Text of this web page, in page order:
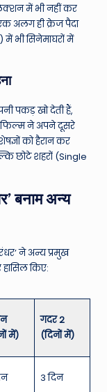
में भी नहीं कर
अलग ही क्रेज पैदा
भी सिनेमाघरों में
पकड़ खो देती हैं,
फिल्म ने अपने दूसरे
को हैरान कर
छोटे शहरों (Single
बनाम अन्य
ने अन्य प्रमुख
किए:
में)
गदर 2
(दिनों में)
3 दिन